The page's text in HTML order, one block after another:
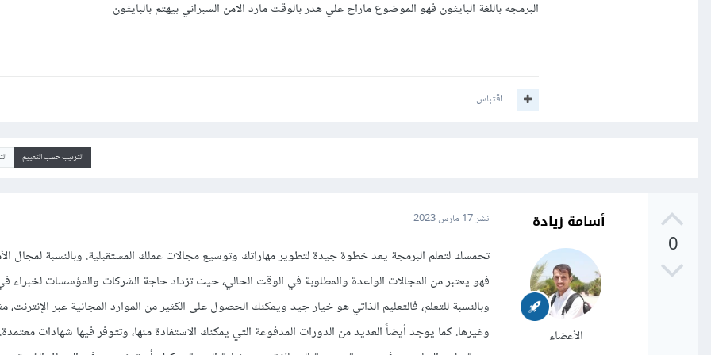
البرمجه باللغة البايثون فهو الموضوع ماراح علي هدر بالوقت مارد الامن السبراني بيهتم بالبايثون
اقتباس
الترتيب حسب التقييم
0
أسامة زيادة
الأعضاء
نشر17 مارس 2023
تحمسك لتعلم البرمجة يعد خطوة جيدة لتطوير مهاراتك وتوسيع مجالات عملك المستقبلية. وبالنسبة لمجال
فهو يعتبر من المجالات الواعدة والمطلوبة في الوقت الحالي، حيث تزداد حاجة الشركات والمؤسسات لخبراء
وبالنسبة للتعلم، فالتعليم الذاتي هو خيار جيد ويمكنك الحصول على الكثير من الموارد المجانية عبر
وغيرها. كما يوجد أيضاً العديد من الدورات المدفوعة التي يمكنك الاستفادة منها، وتتوفر فيها شهادات